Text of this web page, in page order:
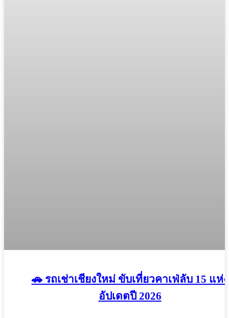
🚗 รถเช่าเชียงใหม่ ขับเที่ยวคาเฟ่ลับ 15 แห่ง
อัปเดตปี 2026